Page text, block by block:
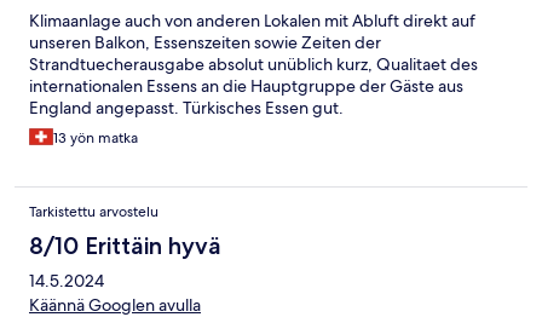
Klimaanlage auch von anderen Lokalen mit Abluft direkt auf
unseren Balkon, Essenszeiten sowie Zeiten der
Strandtuecherausgabe absolut unüblich kurz, Qualitaet des
internationalen Essens an die Hauptgruppe der Gäste aus
England angepasst. Türkisches Essen gut.
13 yön matka
Tarkistettu arvostelu
8/10 Erittäin hyvä
14.5.2024
Käännä Googlen avulla